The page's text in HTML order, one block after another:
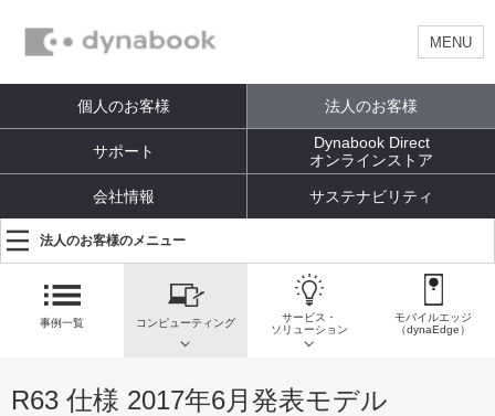
MENU
個人のお客様 法人のお客様
サポート
Dynabook Direct
オンラインストア
会社情報 サステナビリティ
法人のお客様のメニュー
事例一覧 コンピューティング
サービス・
ソリューション
モバイルエッジ
（dynaEdge）
R63 仕様 2017年6月発表モデル